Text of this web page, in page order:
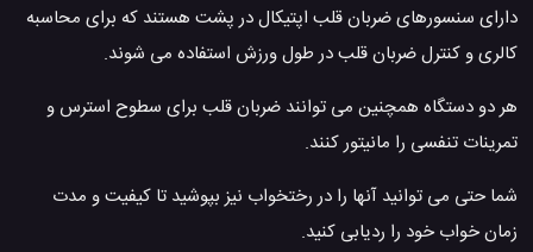
دارای سنسورهای ضربان قلب اپتیکال در پشت هستند که برای محاسبه
کالری و کنترل ضربان قلب در طول ورزش استفاده می شوند.
هر دو دستگاه همچنین می توانند ضربان قلب برای سطوح استرس و
تمرینات تنفسی را مانیتور کنند.
شما حتی می توانید آنها را در رختخواب نیز بپوشید تا کیفیت و مدت
زمان خواب خود را ردیابی کنید.